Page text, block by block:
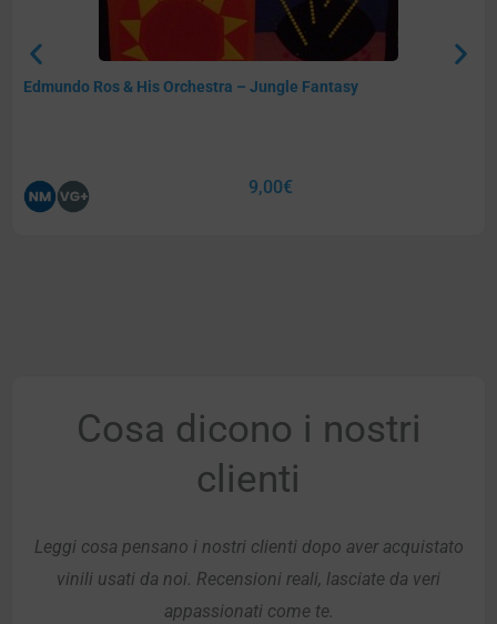
Edmundo Ros & His Orchestra – Jungle Fantasy
9,00€
Cosa dicono i nostri
clienti
Leggi cosa pensano i nostri clienti dopo aver acquistato
vinili usati da noi. Recensioni reali, lasciate da veri
appassionati come te.